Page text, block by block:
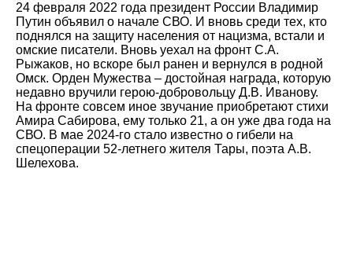
24 февраля 2022 года президент России Владимир
Путин объявил о начале СВО. И вновь среди тех, кто
поднялся на защиту населения от нацизма, встали и
омские писатели. Вновь уехал на фронт С.А.
Рыжаков, но вскоре был ранен и вернулся в родной
Омск. Орден Мужества – достойная награда, которую
недавно вручили герою-добровольцу Д.В. Иванову.
На фронте совсем иное звучание приобретают стихи
Амира Сабирова, ему только 21, а он уже два года на
СВО. В мае 2024-го стало известно о гибели на
спецоперации 52-летнего жителя Тары, поэта А.В.
Шелехова.